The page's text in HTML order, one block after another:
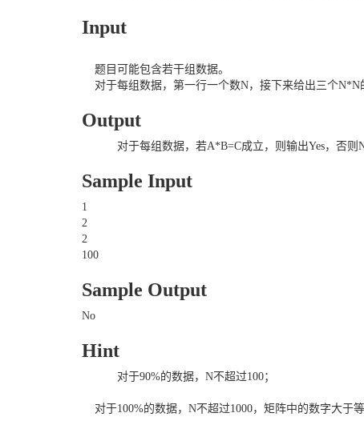
Input
题目可能包含若干组数据。
对于每组数据，第一行一个数N，接下来给出三个N*N
Output
对于每组数据，若A*B=C成立，则输出Yes，否则
Sample Input
1
2
2
100
Sample Output
No
Hint
对于90%的数据，N不超过100；
对于100%的数据，N不超过1000，矩阵中的数字大于